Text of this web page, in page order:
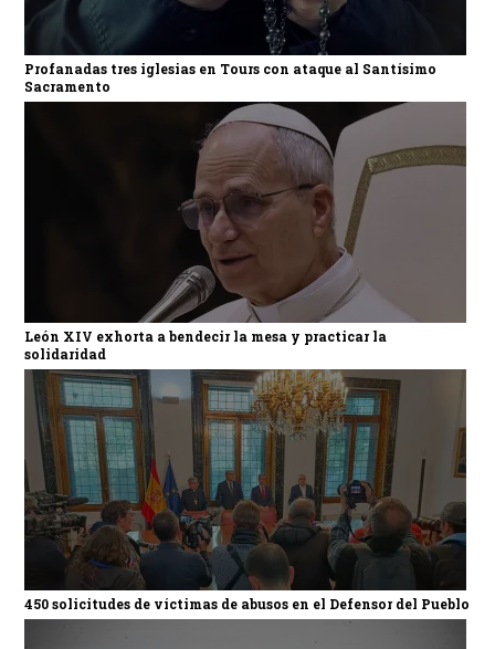
Profanadas tres iglesias en Tours con ataque al Santísimo
Sacramento
León XIV exhorta a bendecir la mesa y practicar la
solidaridad
450 solicitudes de víctimas de abusos en el Defensor del Pueblo